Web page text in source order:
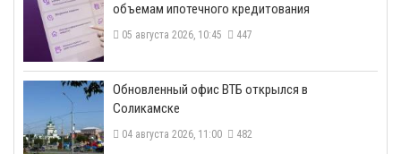
объемам ипотечного кредитования
05 августа 2026, 10:45 447
​Обновленный офис ВТБ открылся в
Соликамске
04 августа 2026, 11:00 482